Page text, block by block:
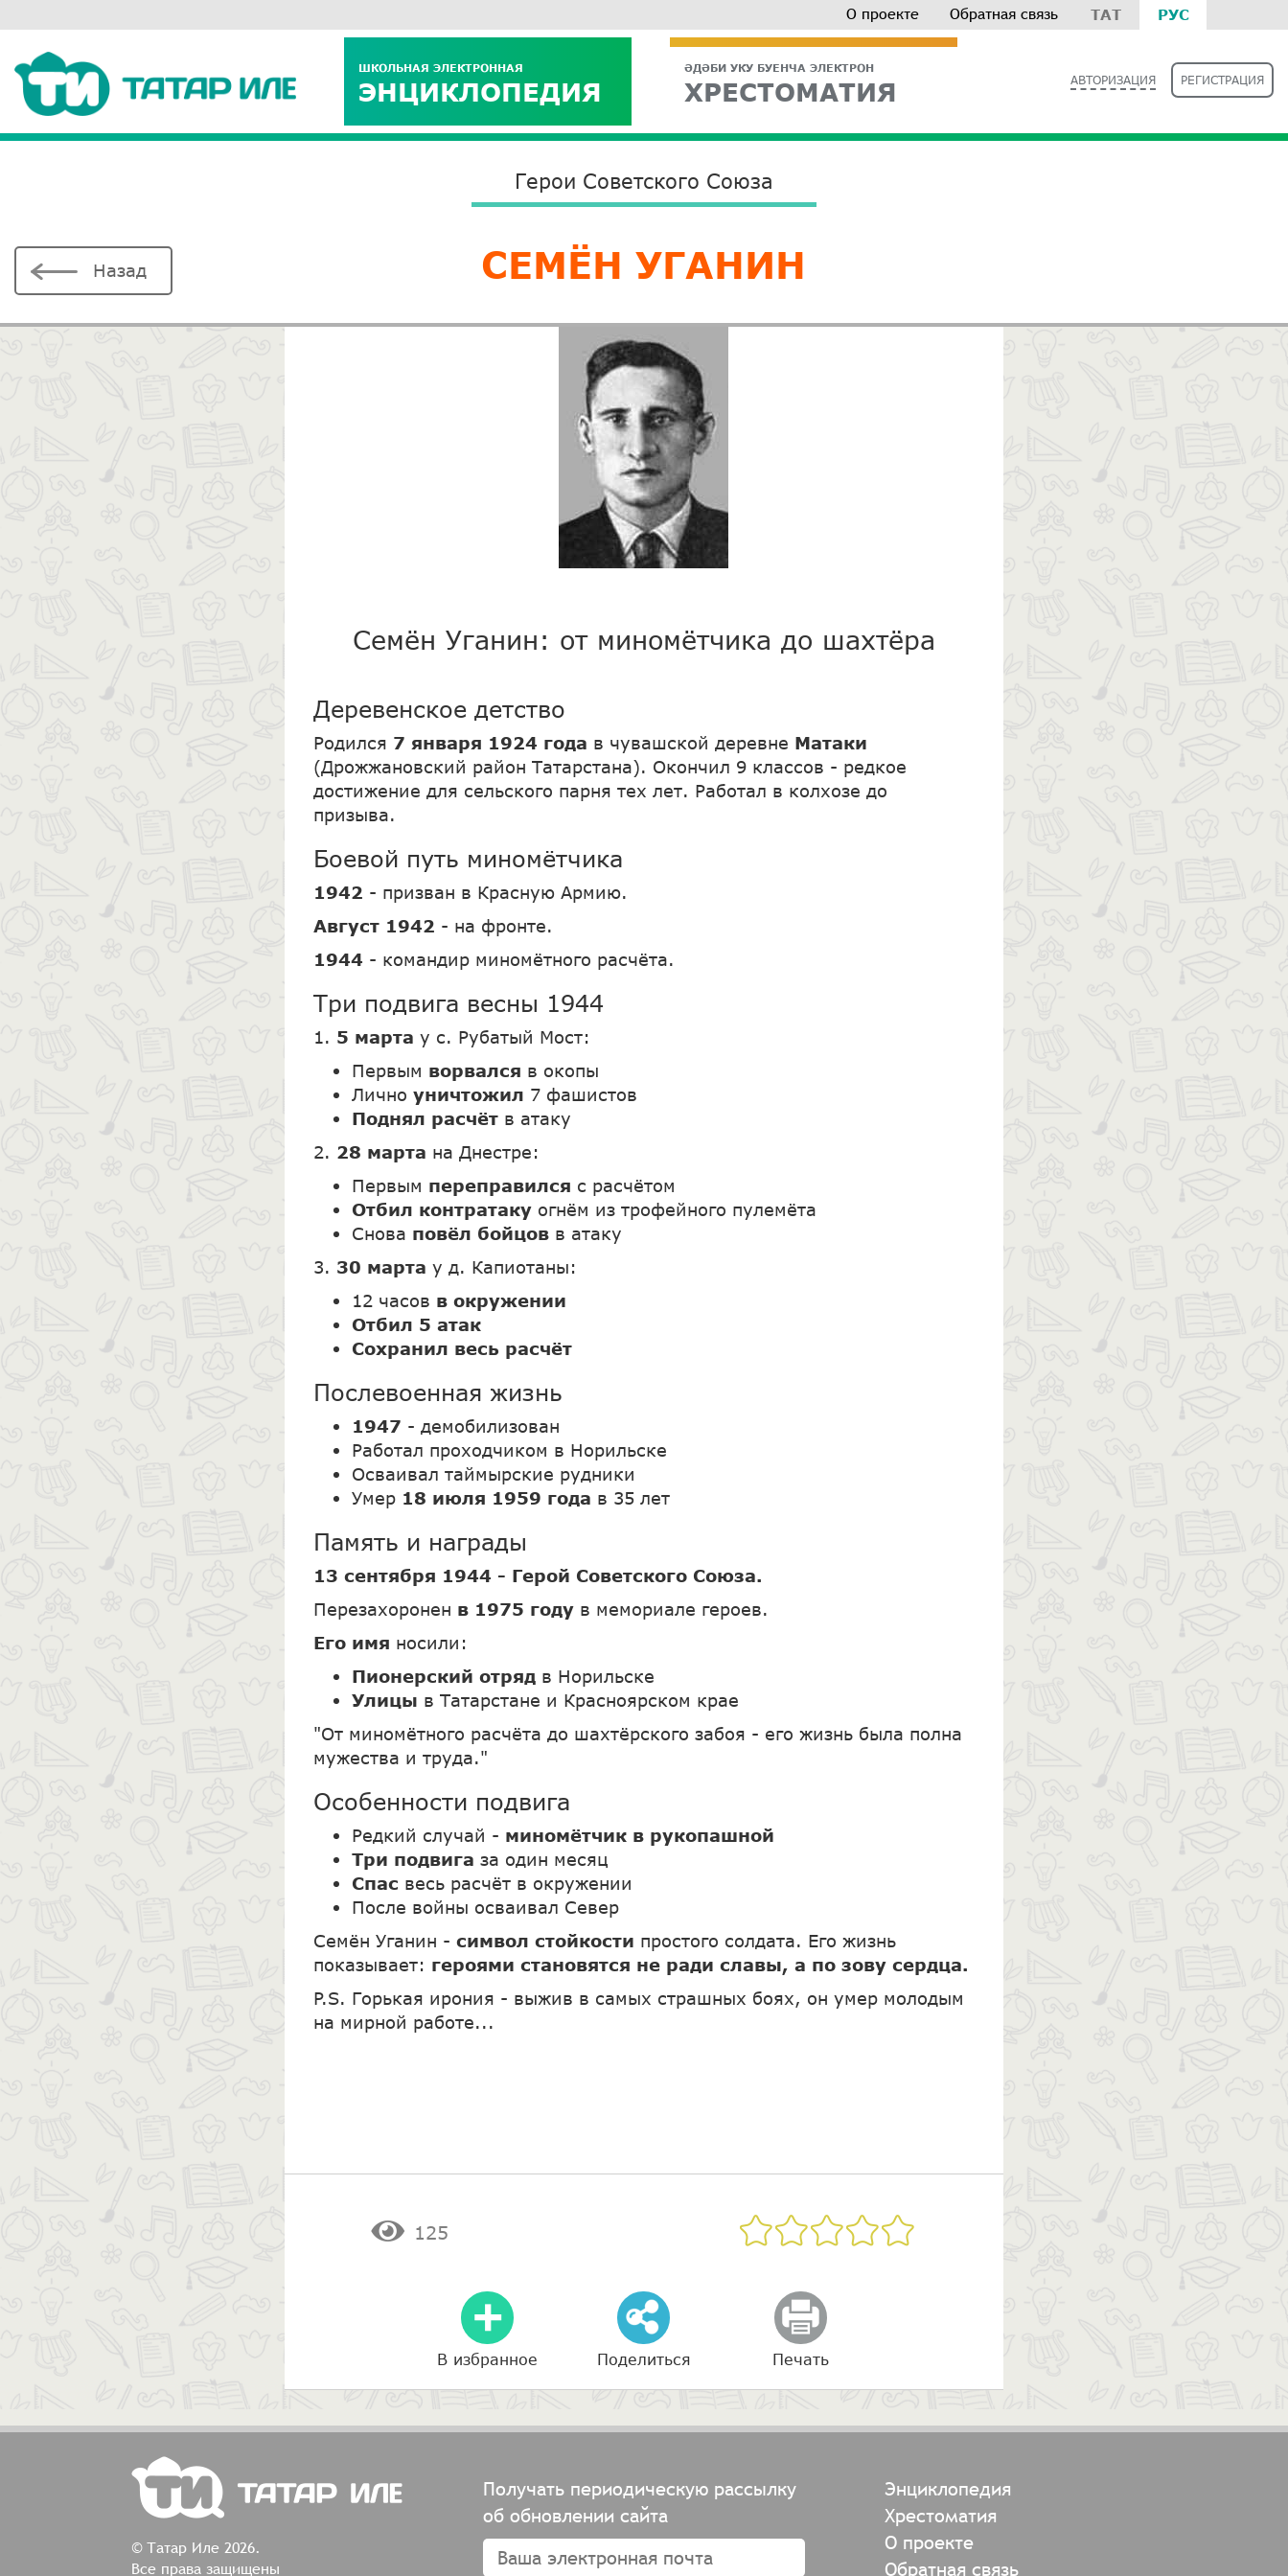
ТАТ РУС
О проекте Обратная связь
ШКОЛЬНАЯ ЭЛЕКТРОННАЯ
ЭНЦИКЛОПЕДИЯ
ӘДӘБИ УКУ БУЕНЧА ЭЛЕКТРОН
ХРЕСТОМАТИЯ АВТОРИЗАЦИЯ РЕГИСТРАЦИЯ
Назад
Герои Советского Союза
СЕМЁН УГАНИН
Семён Уганин: от миномётчика до шахтёра
Деревенское детство
Родился 7 января 1924 года в чувашской деревне Матаки
(Дрожжановский район Татарстана). Окончил 9 классов - редкое
достижение для сельского парня тех лет. Работал в колхозе до
призыва.
Боевой путь миномётчика
1942 - призван в Красную Армию.
Август 1942 - на фронте.
1944 - командир миномётного расчёта.
Три подвига весны 1944
1. 5 марта у с. Рубатый Мост:
Первым ворвался в окопы
Личноуничтожил 7 фашистов
Поднял расчёт в атаку
2. 28 марта на Днестре:
Первым переправился с расчётом
Отбил контратаку огнём из трофейного пулемёта
Снова повёл бойцов в атаку
3. 30 мартау д. Капиотаны:
12 часов в окружении
Отбил 5 атак
Сохранил весь расчёт
Послевоенная жизнь
1947 - демобилизован
Работал проходчиком в Норильске
Осваивал таймырские рудники
Умер 18 июля 1959 года в 35 лет
Память и награды
13 сентября 1944 - Герой Советского Союза.
Перезахоронен в 1975 году в мемориале героев.
Его имя носили:
Пионерский отряд в Норильске
Улицы в Татарстане и Красноярском крае
"От миномётного расчёта до шахтёрского забоя - его жизнь была полна
мужества и труда."
Особенности подвига
Редкий случай - миномётчик в рукопашной
Три подвига за один месяц
Спас весь расчёт в окружении
После войны осваивал Север
Семён Уганин -символ стойкости простого солдата. Его жизнь
показывает: героями становятся не ради славы, а по зову сердца.
P.S. Горькая ирония - выжив в самых страшных боях, он умер молодым
на мирной работе...
125
В избранное Поделиться Печать
© Татар Иле 2026.
Все права защищены
Энциклопедия
Хрестоматия
О проекте
Обратная связь
Получать периодическую рассылку
об обновлении сайта